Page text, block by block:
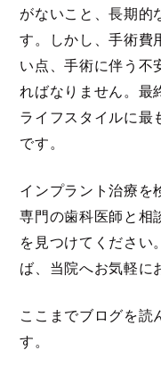
がないこと、長期的
す。しかし、手術費
い点、手術に伴う不
ればなりません。最
ライフスタイルに最
です。
インプラント治療を
専門の歯科医師と相
を見つけてください
ば、当院へお気軽に
ここまでブログを読
す。